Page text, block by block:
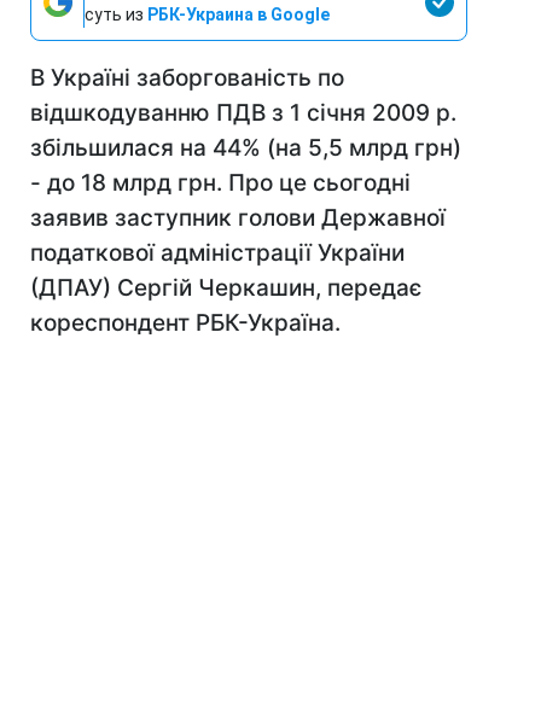
суть из РБК-Украина в Google
В Україні заборгованість по
відшкодуванню ПДВ з 1 січня 2009 р.
збільшилася на 44% (на 5,5 млрд грн)
- до 18 млрд грн. Про це сьогодні
заявив заступник голови Державної
податкової адміністрації України
(ДПАУ) Сергій Черкашин, передає
кореспондент РБК-Україна.